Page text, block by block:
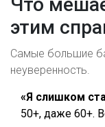
Что
этим
Самые большие
неуверенность.
«Я слишком
50+, даже 60+.